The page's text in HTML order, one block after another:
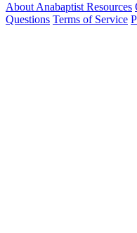
About Anabaptist Resources
Questions Terms of Service